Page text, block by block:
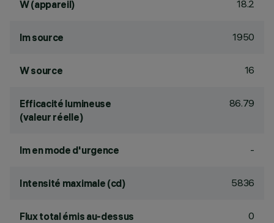
W (appareil) 18.2
lm source 1950
W source 16
Efficacité lumineuse
(valeur réelle)
86.79
lm en mode d'urgence -
Intensité maximale (cd) 5836
Flux total émis au-dessus
0